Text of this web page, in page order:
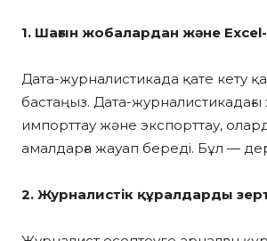
1. Шағын жобалардан және
Дата-журналистикада қате кету
бастаңыз. Дата-
импорттау және экспорттау,
амалдарға жауап береді. Бұл —
2. Журналистік құралдарды